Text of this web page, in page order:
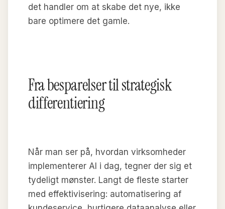
det handler om at skabe det nye, ikke
bare optimere det gamle.
Fra besparelser til strategisk
differentiering
Når man ser på, hvordan virksomheder
implementerer AI i dag, tegner der sig et
tydeligt mønster. Langt de fleste starter
med effektivisering: automatisering af